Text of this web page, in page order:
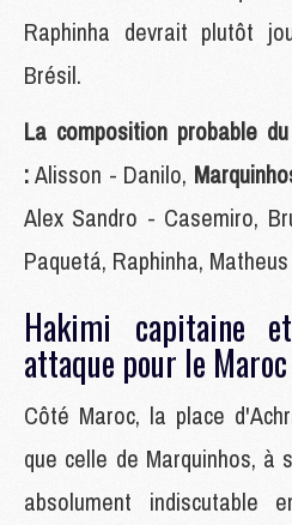
Raphinha devrait plutôt
Brésil.
La composition probable
:Alisson - Danilo,
Alex Sandro - Casemiro,
Paquetá, Raphinha,
Hakimi capitaine
attaque pour le Maroc
Côté Maroc, la place
que celle de Marquinhos, à
absolument indiscutable